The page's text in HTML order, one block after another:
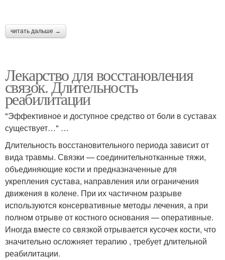
читать дальше →
Лекарство для восстановления
связок. Длительность
реабилитации
"Эффективное и доступное средство от боли в суставах
существует…" …
Длительность восстановительного периода зависит от
вида травмы. Связки — соединительнотканные тяжи,
объединяющие кости и предназначенные для
укрепления сустава, направления или ограничения
движения в колене. При их частичном разрыве
используются консервативные методы лечения, а при
полном отрыве от костного основания — оперативные.
Иногда вместе со связкой отрывается кусочек кости, что
значительно осложняет терапию , требует длительной
реабилитации.